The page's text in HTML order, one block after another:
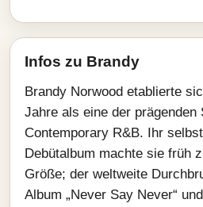
Infos zu Brandy
Brandy Norwood etablierte
Jahre als eine der prägenden
Contemporary R&B. Ihr
Debütalbum machte sie früh
Größe; der weltweite
Album „Never Say Never“